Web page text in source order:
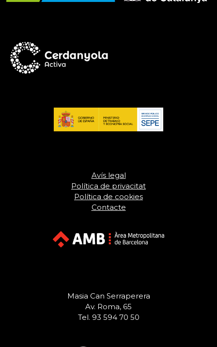
Avís legal
Política de privacitat
Política de cookies
Contacte
Masia Can Serraperera
Av. Roma, 65
Tel. 93 594 70 50